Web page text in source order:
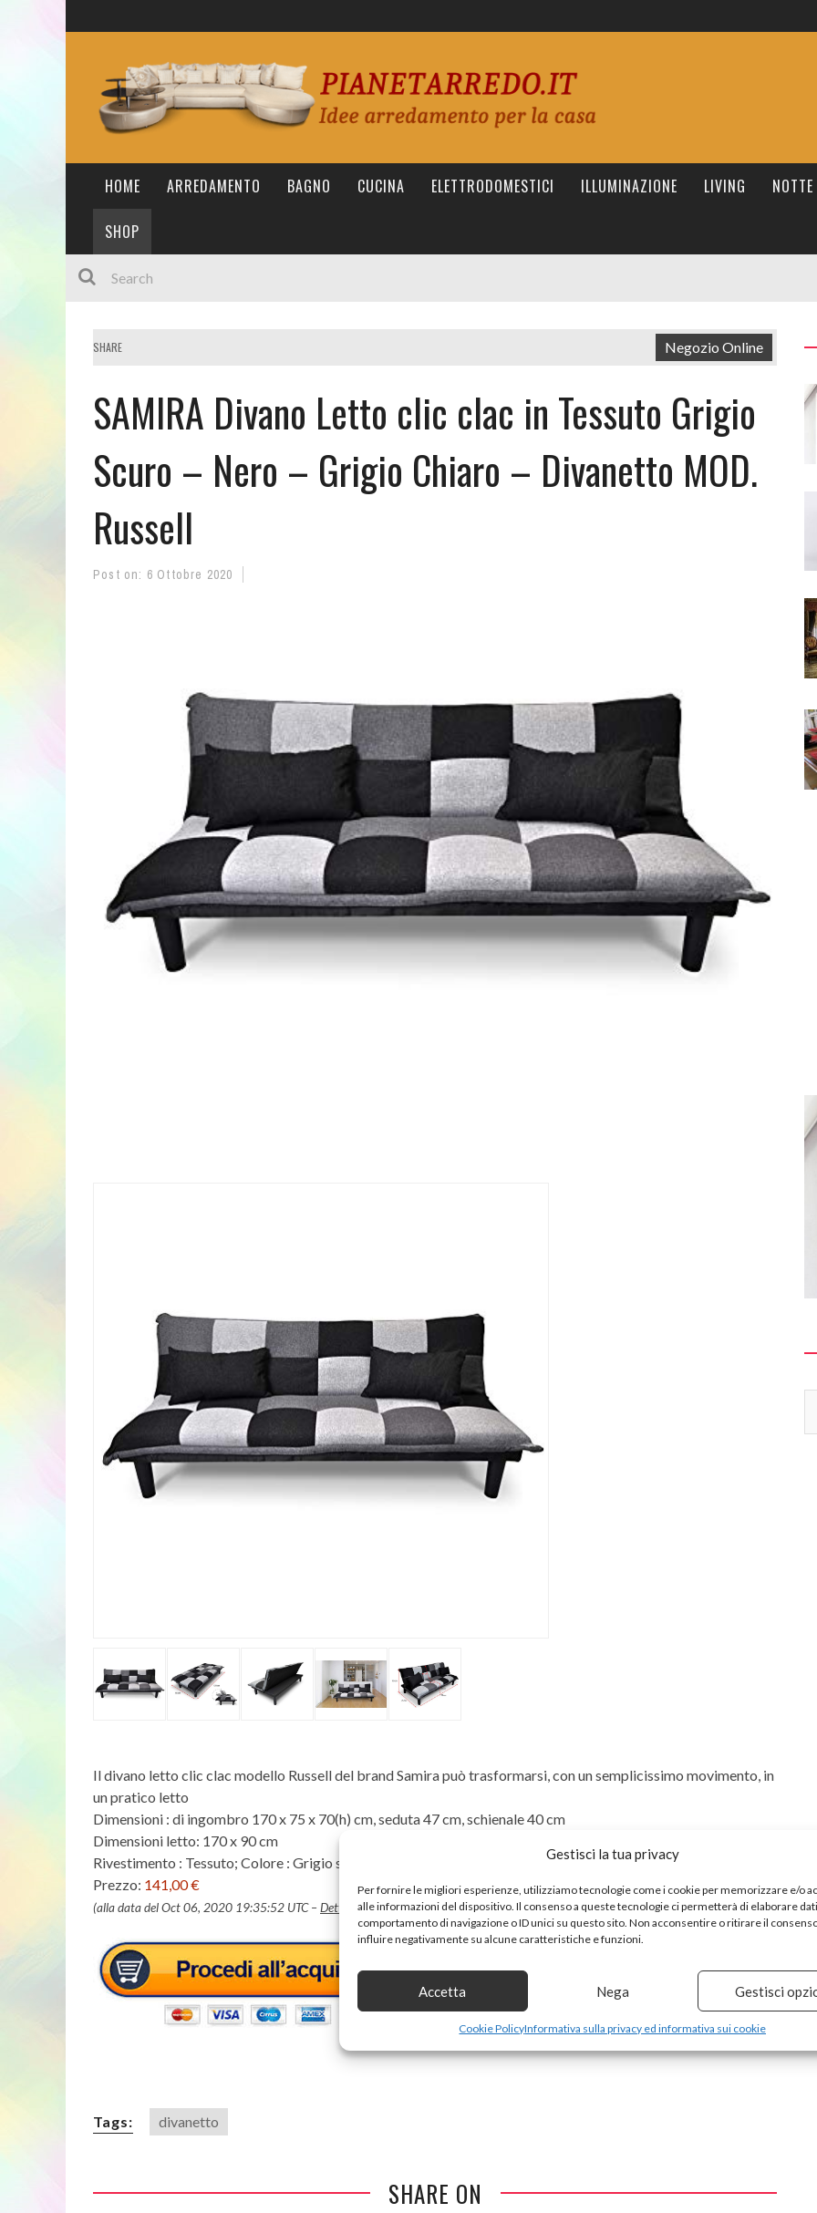
Gestisci la tua privacy
Per fornire le migliori esperienze, utilizziamo tecnologie come i cookie per memorizzare e/o
alle informazioni del dispositivo. Il consenso a queste tecnologie ci permetterà di elaborare
comportamento di navigazione o ID unici su questo sito. Non acconsentire o ritirare il
influire negativamente su alcune caratteristiche e funzioni.
Accetta Nega Gestisci
Cookie PolicyInformativa sulla privacy ed informativa sui cookie
HOME ARREDAMENTO BAGNO CUCINA ELETTRODOMESTICI ILLUMINAZIONE LIVING NOTTE
SHOP
SHARE Negozio Online
SAMIRA Divano Letto clic clac in Tessuto Grigio
Scuro – Nero – Grigio Chiaro – Divanetto MOD.
Russell
Post on: 6 Ottobre 2020
Il divano letto clic clac modello Russell del brand Samira può trasformarsi, con un semplicissimo movimento, in
un pratico letto
Dimensioni : di ingombro 170 x 75 x 70(h) cm, seduta 47 cm, schienale 40 cm
Dimensioni letto: 170 x 90 cm
Rivestimento : Tessuto; Colore : Grigio scuro / Nero / grigio chiaro
Prezzo: 141,00 €
(alla data del Oct 06, 2020 19:35:52 UTC – Dettagli)
Tags: divanetto
SHARE ON